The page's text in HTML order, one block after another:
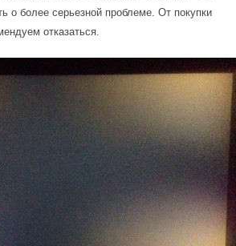
о более серьезной проблеме. От покупки
отказаться.